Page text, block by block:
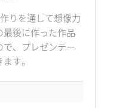
りを通して想像力
最後に作った作品
で、プレゼンテー
す。